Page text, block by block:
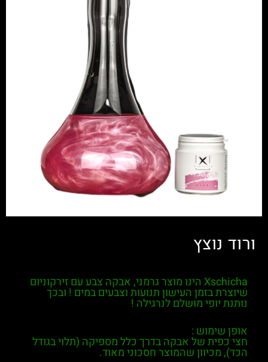
ורוד נוצץ
Xschichaהינו מוצר גרמני, אבקה צבע עם זירקוניום
שיוצרת בזמן העישון תנועות וצבעים במים ! ובכך
נותנת יופי מושלם לנרגילה !
אופן שימוש :
חצי כפית של אבקה בדרך כלל מספיקה (תלוי בגודל
הכד), מכיוון שהמוצר חסכוני מאוד.